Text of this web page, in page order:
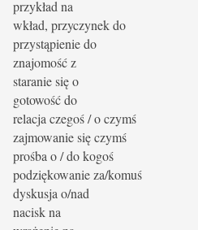
przykład na
wkład, przyczynek do
przystąpienie do
znajomość z
staranie się o
gotowość do
relacja czegoś / o czymś
zajmowanie się czymś
prośba o / do kogoś
podziękowanie za/komuś
dyskusja o/nad
nacisk na